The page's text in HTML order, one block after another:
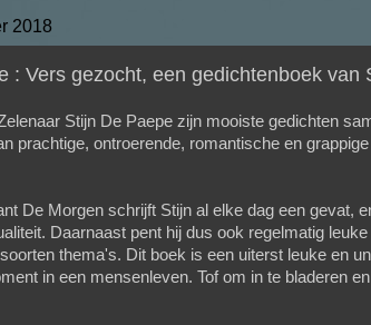
2018
: Vers gezocht, een gedichtenboek van
Stijn De Paepe zijn mooiste gedichten
prachtige, ontroerende, romantische en
De Morgen schrijft Stijn al elke dag een gevat,
Daarnaast pent hij dus ook regelmatig
thema's. Dit boek is een uiterst leuke en
in een mensenleven. Tof om in te bladeren